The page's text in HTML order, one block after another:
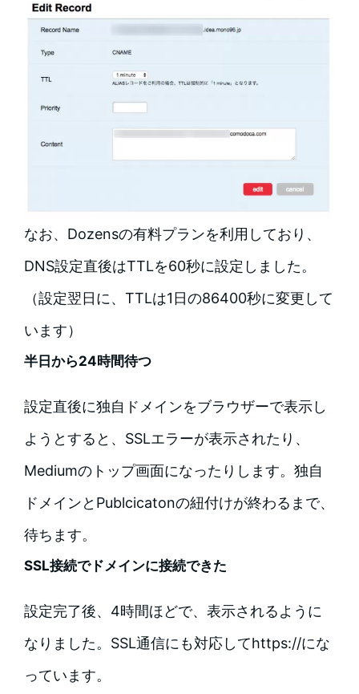
なお、Dozensの有料プランを利用しており、
DNS設定直後はTTLを60秒に設定しました。
（設定翌日に、TTLは1日の86400秒に変更して
います）
半日から24時間待つ
設定直後に独自ドメインをブラウザーで表示し
ようとすると、SSLエラーが表示されたり、
Mediumのトップ画面になったりします。独自
ドメインとPublcicatonの紐付けが終わるまで、
待ちます。
SSL接続でドメインに接続できた
設定完了後、4時間ほどで、表示されるように
なりました。SSL通信にも対応してhttps://にな
っています。